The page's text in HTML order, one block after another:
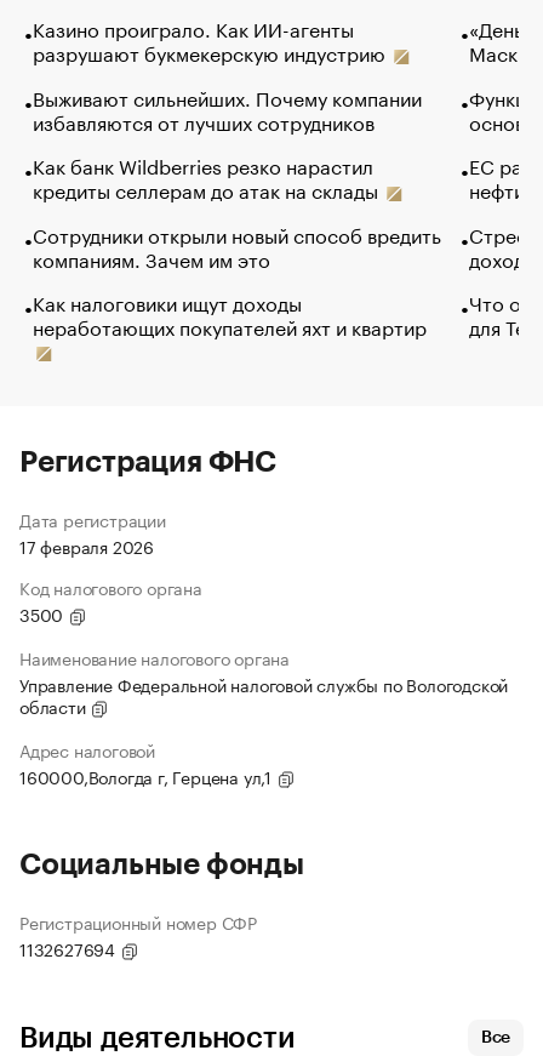
Казино проиграло. Как ИИ-агенты
разрушают букмекерскую индустрию
Выживают сильнейших. Почему компании
избавляются от лучших сотрудников
Как банк Wildberries резко нарастил
кредиты селлерам до атак на склады
Сотрудники открыли новый способ вредить
компаниям. Зачем им это
Как налоговики ищут доходы
неработающих покупателей яхт и квартир
Маск в
основ
ЕС
нефти
Что
для
Регистрация ФНС
Дата регистрации
17 февраля 2026
Код налогового органа
3500
Наименование налогового органа
Управление Федеральной налоговой службы по Вологодской
области
Адрес налоговой
160000,Вологда г, Герцена ул,1
Социальные фонды
Регистрационный номер СФР
1132627694
Виды деятельности Все